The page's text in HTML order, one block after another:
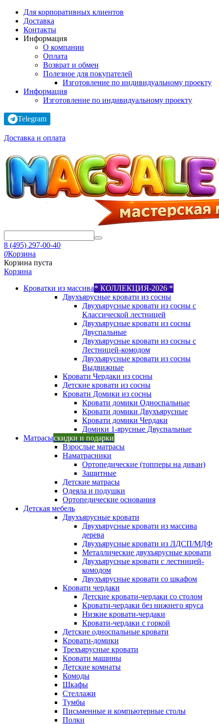
Для корпоративных клиентов
Доставка
Контакты
Информация
О компании
Оплата
Возврат и обмен
Полезное для покупателей
Изготовление по индивидуальному проекту
Информация
Изготовление по индивидуальному проекту
Telegram
Доставка и оплата
8 (495) 297-00-40
0Корзина
Корзина пуста
Корзина
Кроватки из массива* КОЛЛЕКЦИЯ-2026 *
Двухъярусные кровати из сосны
Двухъярусные кровати из сосны с
Классической лестницей
Двухъярусные кровати из сосны
Двуспальные
Двухъярусные кровати из сосны с
Лестницей-комодом
Двухъярусные кровати из сосны
Выдвижные
Кровати Чердаки из сосны
Детские кровати из сосны
Кровати Домики из сосны
Кровати домики Односпальные
Кровати домики Двухъярусные
Кровати домики Чердаки
Домики 1-ярусные Двуспальные
Матрасыскидки и подарки
Взрослые матрасы
Наматрасники
Ортопедические (топперы на диван)
Защитные
Детские матрасы
Одеяла и подушки
Ортопедические основания
Детская мебель
Двухъярусные кровати
Двухъярусные кровати из массива
дерева
Двухъярусные кровати из ЛДСП/МДФ
Металлические двухъярусные кровати
Двухъярусные кровати с лестницей-
комодом
Двухъярусные кровати со шкафом
Кровати чердаки
Детские кровати-чердаки со столом
Кровати-чердаки без нижнего яруса
Низкие кровати-чердаки
Кровати-чердаки с горкой
Детские односпальные кровати
Кровати-домики
Трехъярусные кровати
Кровати машины
Детские комнаты
Комоды
Шкафы
Стеллажи
Тумбы
Письменные и компьютерные столы
Полки